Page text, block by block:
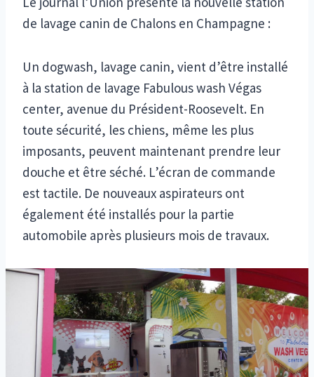
de lavage canin de Chalons en Champagne :
Un dogwash, lavage canin, vient d’être installé
à la station de lavage Fabulous wash Végas
center, avenue du Président-Roosevelt. En
toute sécurité, les chiens, même les plus
imposants, peuvent maintenant prendre leur
douche et être séché. L’écran de commande
est tactile. De nouveaux aspirateurs ont
également été installés pour la partie
automobile après plusieurs mois de travaux.